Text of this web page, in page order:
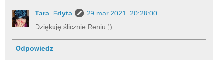
Tara_Edyta
29 mar 2021, 20:28:00
Dziękuję ślicznie Reniu:))
Odpowiedz